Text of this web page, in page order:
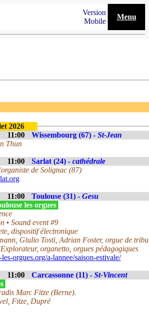
Version
Mobile
Menu
2026
11:00
Wissembourg (67) - St-Jean
Thun
11:00 Sarlat (24) - cathédrale
de Solignac (87)
11:00 Toulouse (31) - Gesu
les orgues
• Sound event #9
dispositif électronique
Giulio Tosti, Adrian Foster, orgue de
organetto, orgues pédagogiques
orgues.org/a-lannee/saison-estivale/
11:00 Carcassonne (11) - St-Vincent
Marc Fitze (Berne).
Fitze, Dupré